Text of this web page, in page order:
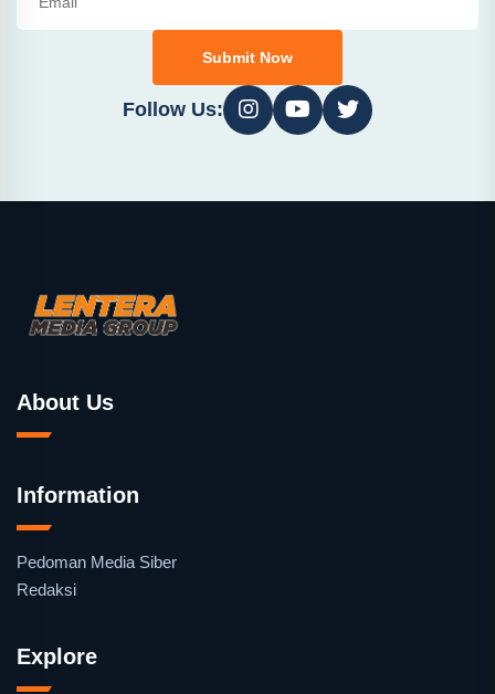
Submit Now
Follow Us:
About Us
Information
Pedoman Media Siber
Redaksi
Explore